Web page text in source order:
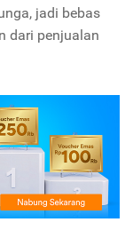
jadi bebas
dari penjualan